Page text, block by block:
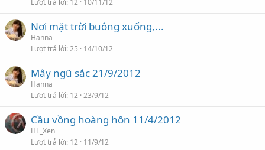
Lượt trả lời 12 10/11/12
Nơi mặt trời buông xuống,...
Hanna
Lượt trả lời 25 14/10/12
Mây ngũ sắc 21/9/2012
Hanna
Lượt trả lời 12 23/9/12
Cầu vồng hoàng hôn 11/4/2012
HL_Xen
Lượt trả lời 12 11/9/12